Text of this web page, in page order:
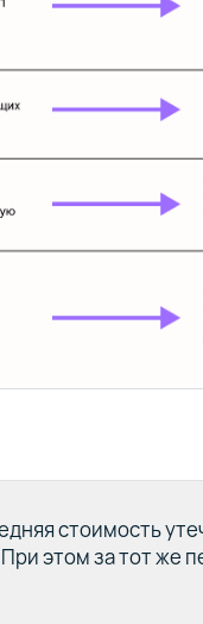
стоимость
этом за тот же